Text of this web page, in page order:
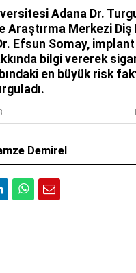
Adana Dr.
Araştırma Merkezi Diş
Efsun Somay,
bilgi vererek
en büyük risk
Demirel